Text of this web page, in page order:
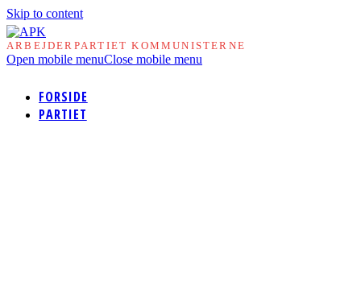
Skip to content
ARBEJDERPARTIET KOMMUNISTERNE
Open mobile menuClose mobile menu
FORSIDE
PARTIET